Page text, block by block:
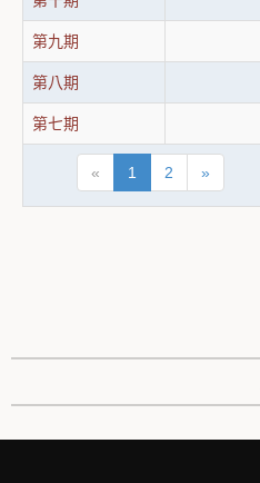
第九期
第八期
第七期
« 1 2 »